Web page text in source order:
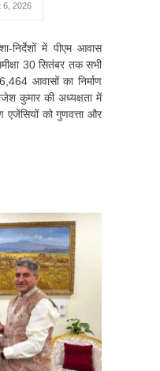
6, 2026
निर्देशों में पीएम आवास
30 सितंबर तक सभी
आवासों का निर्माण
कुमार की अध्यक्षता में
एजेंसियों को गुणवत्ता और